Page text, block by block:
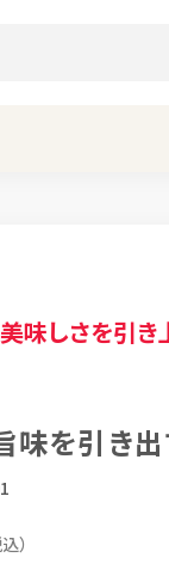
美味しさを引き
味を引き出
）